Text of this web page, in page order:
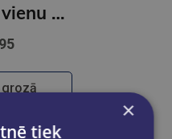
Penālis ar vienu nodalījumu, bez priekšmetiem, Ķepu patruļa
×
tiek